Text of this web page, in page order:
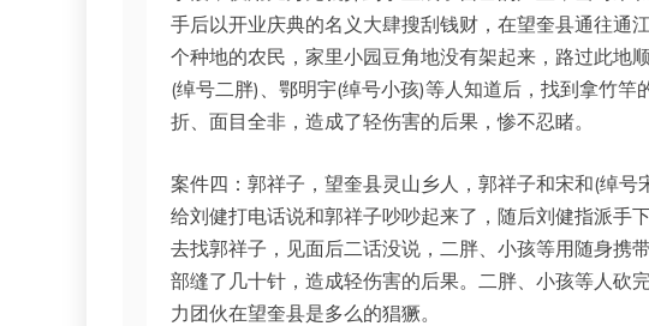
手后以开业庆典的名义大肆搜刮钱财，在望奎县通往通
个种地的农民，家里小园豆角地没有架起来，路过此地
(绰号二胖)、鄂明宇(绰号小孩)等人知道后，找到拿竹
折、面目全非，造成了轻伤害的后果，惨不忍睹。
案件四：郭祥子，望奎县灵山乡人，郭祥子和宋和(绰
给刘健打电话说和郭祥子吵吵起来了，随后刘健指派手
去找郭祥子，见面后二话没说，二胖、小孩等用随身携
部缝了几十针，造成轻伤害的后果。二胖、小孩等人砍
力团伙在望奎县是多么的猖獗。